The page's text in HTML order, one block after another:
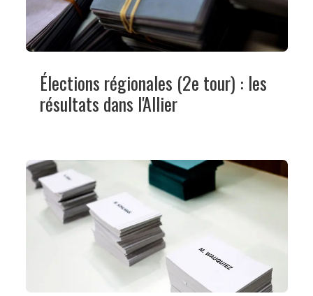
Élections régionales (2e tour) : les
résultats dans l'Allier